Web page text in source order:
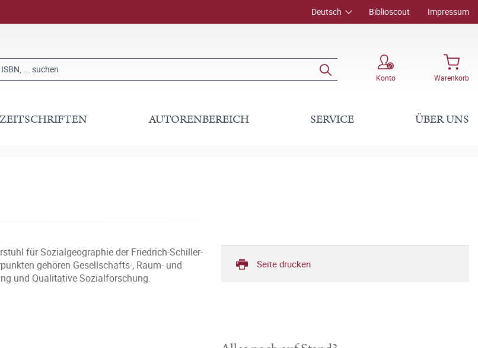
Deutsch Biblioscout Impressum
Konto Warenkorb
ZEITSCHRIFTEN AUTORENBEREICH SERVICE ÜBER UNS
für Sozialgeographie der Friedrich-Schiller-
gehören Gesellschafts-, Raum- und
und Qualitative Sozialforschung.
Seite drucken